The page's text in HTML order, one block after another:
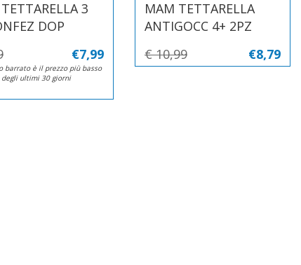
3
DOP
€7,99
barrato è il prezzo più basso
degli ultimi 30 giorni
MAM TETTARELLA
ANTIGOCC 4+ 2PZ
€ 10,99 €8,79